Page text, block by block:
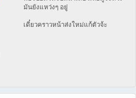
มันยังแหว่งๆ อยู่
เดี๋ยวคราวหน้าส่งใหม่แก้ตัวจ้ะ